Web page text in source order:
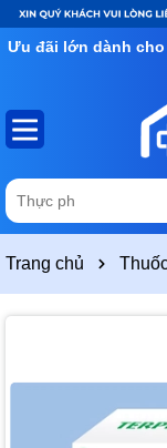
Ưu đãi lớn dành
Trang chủ